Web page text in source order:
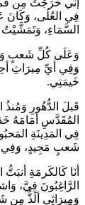
فِي العُلَى،
السَّمَاءِ،
وَعَلَى كُلِّ شَعبٍ
وَفِي أيِّ مِيرَاثِ
خَيمَتِي.
قَبلَ الدُّهُورِ وَمُنذُ
المُقَدَّسِ أمَامَهُ
فِي المَدِينَةِ
شَعبٍ مَجِيدٍ، وَفِي
أنَا كَالكَرمَةِ أنبَتُّ
الرَّاغِبُونَ فِيَّ،
وَمِيرَاثِي ألَذُّ مِن